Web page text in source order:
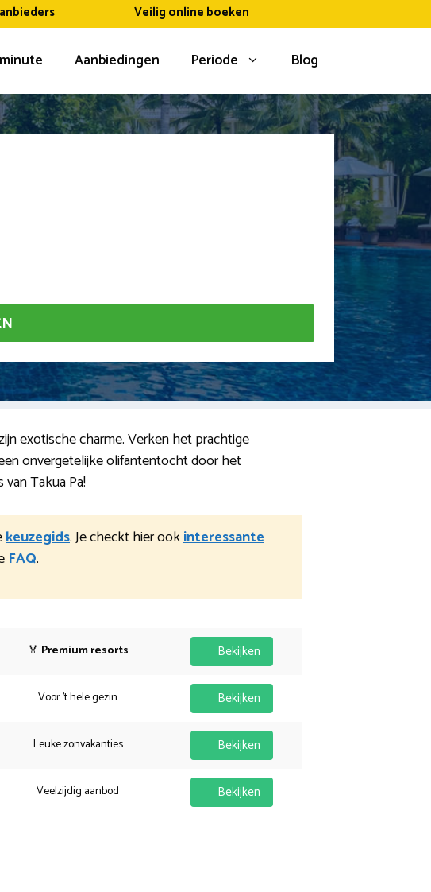
Veilig online boeken
Aanbiedingen Periode Blog
exotische charme. Verken het prachtige
onvergetelijke olifantentocht door het
Takua Pa!
keuzegids. Je checkt hier ookinteressante
FAQ.
🏅 Premium resorts Bekijken
Voor 't hele gezin Bekijken
Leuke zonvakanties Bekijken
Veelzijdig aanbod Bekijken